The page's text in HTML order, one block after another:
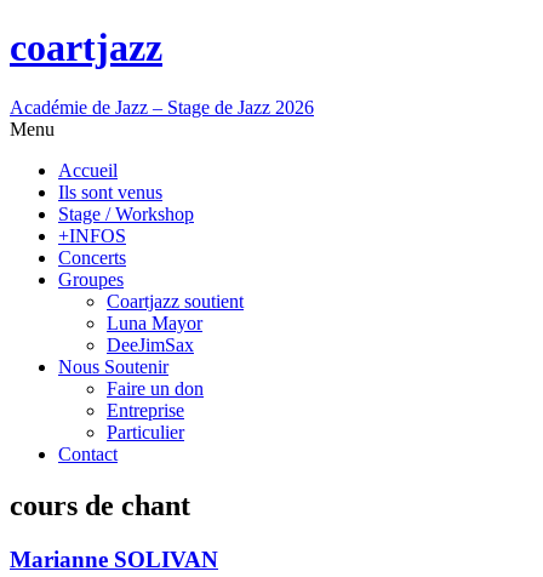
coartjazz
Académie de Jazz – Stage de Jazz 2026
Menu
Accueil
Ils sont venus
Stage / Workshop
+INFOS
Concerts
Groupes
Coartjazz soutient
Luna Mayor
DeeJimSax
Nous Soutenir
Faire un don
Entreprise
Particulier
Contact
cours de chant
Marianne SOLIVAN